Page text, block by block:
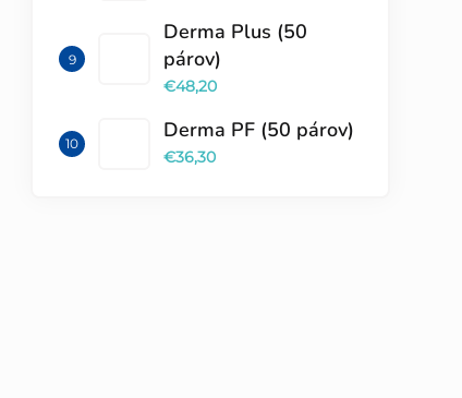
Derma Plus (50
párov)
€48,20
Derma PF (50 párov)
€36,30